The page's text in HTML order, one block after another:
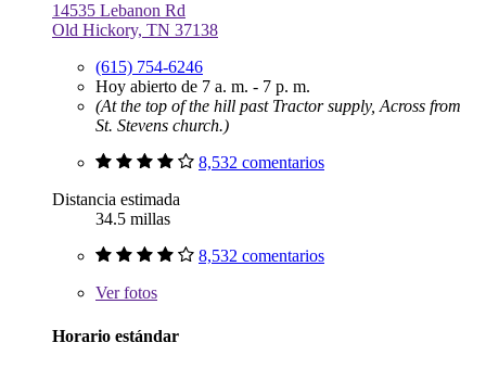
14535 Lebanon Rd
Old Hickory, TN 37138
(615) 754-6246
Hoy abierto de 7 a. m. - 7 p. m.
(At the top of the hill past Tractor supply, Across from
St. Stevens church.)
8,532 comentarios
Distancia estimada
34.5 millas
8,532 comentarios
Verfotos
Horario estándar